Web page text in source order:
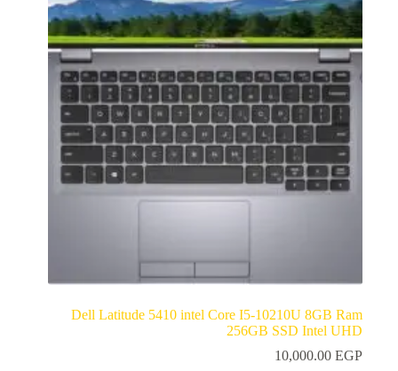
Dell Latitude 5410 intel Core I5-10210U 8GB Ram
256GB SSD Intel UHD
10,000.00 EGP